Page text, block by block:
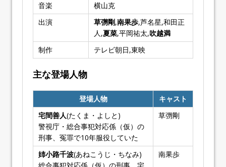
音楽
横山克
出演
草彅剛,南果歩,芦名星,和田正
人,夏菜,平岡祐太,吹越満
制作
テレビ朝日,東映
主な登場人物
登場人物
キャスト
宅間善人(たくま・よしと)
警視庁・総合事犯対応係（仮）の
刑事、冤罪で10年服役していた
草彅剛
姉小路千波(あねこうじ・ちなみ)
南果歩